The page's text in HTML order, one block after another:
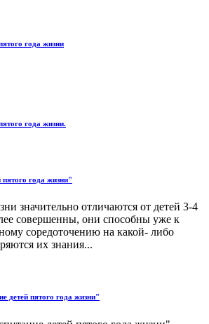
года жизни
года жизни.
пятого года жизни"
значительно отличаются от детей 3-4
совершенны, они способны уже к
соредоточению на какой- либо
их знания...
детей пятого года жизни"